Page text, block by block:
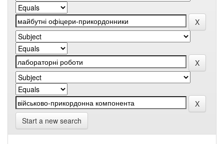
Start a new search